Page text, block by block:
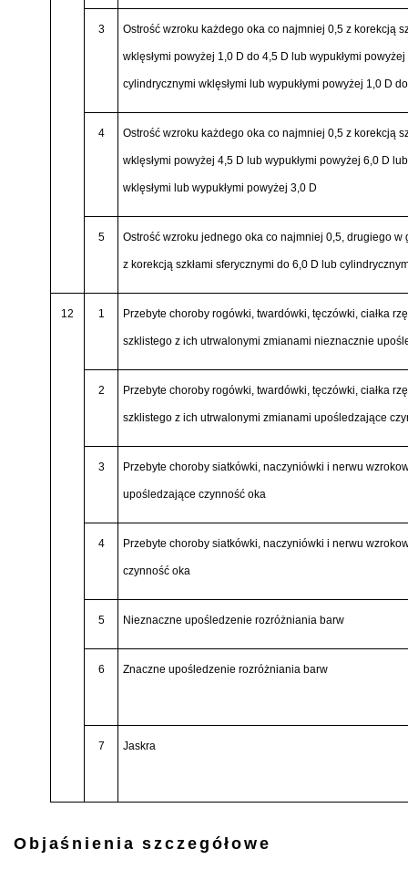
3 Ostrość wzroku każdego oka co najmniej 0,5 z korekcją
wklęsłymi powyżej 1,0 D do 4,5 D lub wypukłymi
cylindrycznymi wklęsłymi lub wypukłymi powyżej 1,0 D
4 Ostrość wzroku każdego oka co najmniej 0,5 z korekcją
wklęsłymi powyżej 4,5 D lub wypukłymi powyżej 6,0 D
wklęsłymi lub wypukłymi powyżej 3,0 D
5 Ostrość wzroku jednego oka co najmniej 0,5, drugiego w
z korekcją szkłami sferycznymi do 6,0 D lub
12 1 Przebyte choroby rogówki, twardówki, tęczówki, ciałka
szklistego z ich utrwalonymi zmianami nieznacznie
2 Przebyte choroby rogówki, twardówki, tęczówki, ciałka
szklistego z ich utrwalonymi zmianami upośledzające
3 Przebyte choroby siatkówki, naczyniówki i nerwu
upośledzające czynność oka
4 Przebyte choroby siatkówki, naczyniówki i nerwu
czynność oka
5 Nieznaczne upośledzenie rozróżniania barw
6 Znaczne upośledzenie rozróżniania barw
7 Jaskra
Objaśnienia szczegółowe